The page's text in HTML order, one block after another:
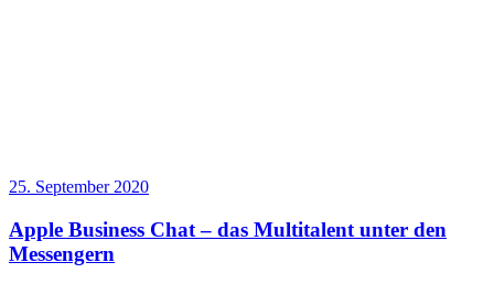
25. September 2020
Apple Business Chat – das Multitalent unter den
Messengern